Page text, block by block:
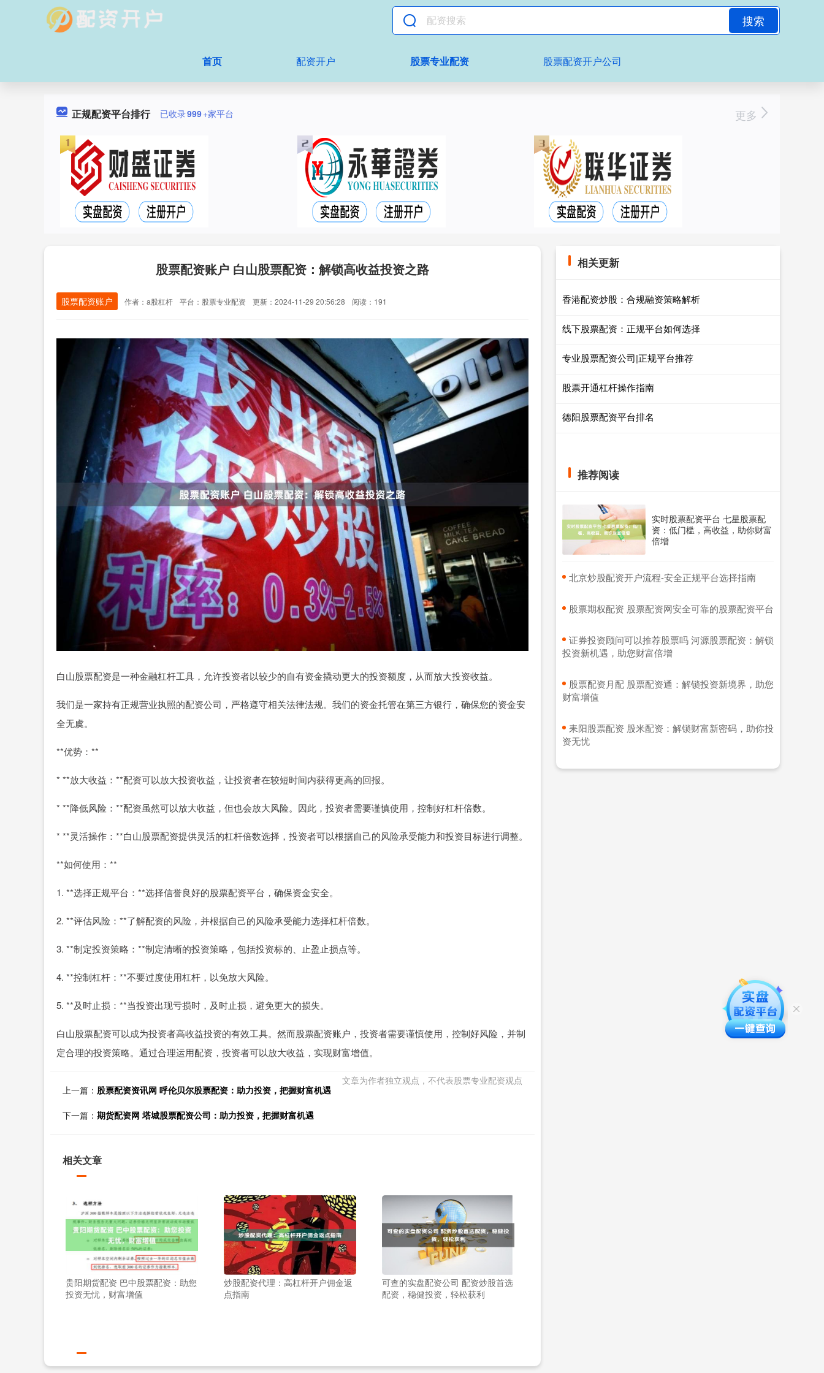
搜索
首页 配资开户 股票专业配资 股票配资开户公司
正规配资平台排行 已收录999+家平台 更多
股票配资账户 白山股票配资：解锁高收益投资之路
股票配资账户 作者：a股杠杆 平台：股票专业配资 更新：2024-11-29 20:56:28 阅读：191
白山股票配资是一种金融杠杆工具，允许投资者以较少的自有资金撬动更大的投资额度，从而放大投资收益。
我们是一家持有正规营业执照的配资公司，严格遵守相关法律法规。我们的资金托管在第三方银行，确保您的资金安
全无虞。
**优势：**
* **放大收益：**配资可以放大投资收益，让投资者在较短时间内获得更高的回报。
* **降低风险：**配资虽然可以放大收益，但也会放大风险。因此，投资者需要谨慎使用，控制好杠杆倍数。
* **灵活操作：**白山股票配资提供灵活的杠杆倍数选择，投资者可以根据自己的风险承受能力和投资目标进行调整。
**如何使用：**
1. **选择正规平台：**选择信誉良好的股票配资平台，确保资金安全。
2. **评估风险：**了解配资的风险，并根据自己的风险承受能力选择杠杆倍数。
3. **制定投资策略：**制定清晰的投资策略，包括投资标的、止盈止损点等。
4. **控制杠杆：**不要过度使用杠杆，以免放大风险。
5. **及时止损：**当投资出现亏损时，及时止损，避免更大的损失。
白山股票配资可以成为投资者高收益投资的有效工具。然而股票配资账户，投资者需要谨慎使用，控制好风险，并制
定合理的投资策略。通过合理运用配资，投资者可以放大收益，实现财富增值。
文章为作者独立观点，不代表股票专业配资观点
上一篇： 股票配资资讯网 呼伦贝尔股票配资：助力投资，把握财富机遇
下一篇： 期货配资网 塔城股票配资公司：助力投资，把握财富机遇
相关文章
贵阳期货配资 巴中股票配资：助您
投资无忧，财富增值
炒股配资代理：高杠杆开户佣金返
点指南
可查的实盘配资公司 配资炒股首选
配资，稳健投资，轻松获利
相关更新
香港配资炒股：合规融资策略解析
线下股票配资：正规平台如何选择
专业股票配资公司|正规平台推荐
股票开通杠杆操作指南
德阳股票配资平台排名
推荐阅读
实时股票配资平台 七星股票配
资：低门槛，高收益，助你财富
倍增
​北京炒股配资开户流程-安全正规平台选择指南
​股票期权配资 股票配资网安全可靠的股票配资平台
​证券投资顾问可以推荐股票吗 河源股票配资：解锁
投资新机遇，助您财富倍增
​股票配资月配 股票配资通：解锁投资新境界，助您
财富增值
​耒阳股票配资 股米配资：解锁财富新密码，助你投
资无忧